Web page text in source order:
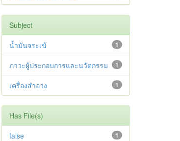
Subject
1
น้ำมันจระเข้
1
ภาวะผู้ประกอบการและนวัตกรรม
1
เครื่องสำอาง
Has File(s)
1
false